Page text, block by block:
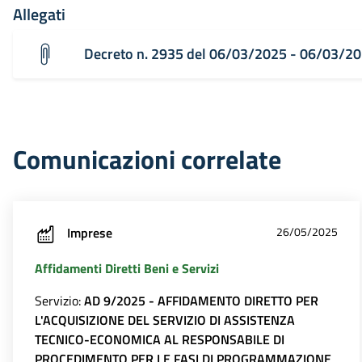
Allegati
Decreto n. 2935 del 06/03/2025 - 06/03/
Comunicazioni correlate
Imprese 26/05/2025
Affidamenti Diretti Beni e Servizi
Servizio:AD 9/2025 - AFFIDAMENTO DIRETTO PER
L'ACQUISIZIONE DEL SERVIZIO DI ASSISTENZA
TECNICO-ECONOMICA AL RESPONSABILE DI